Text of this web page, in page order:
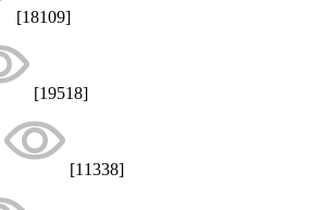
[18109]
[19518]
[11338]